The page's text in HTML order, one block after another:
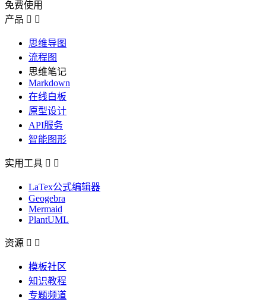
免费使用
产品  
思维导图
流程图
思维笔记
Markdown
在线白板
原型设计
API服务
智能图形
实用工具  
LaTex公式编辑器
Geogebra
Mermaid
PlantUML
资源  
模板社区
知识教程
专题频道